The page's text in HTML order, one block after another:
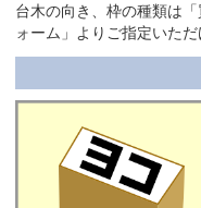
台木の向き、枠の種類は
ォーム」よりご指定いただ